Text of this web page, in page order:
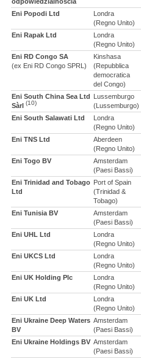
Eni Popodi Ltd
Londra
(Regno Unito)
Eni Rapak Ltd
Londra
(Regno Unito)
Eni RD Congo SA
(ex Eni RD Congo SPRL)
Kinshasa
(Repubblica
democratica
del Congo)
Eni South China Sea Ltd
Sàrl (10)
Lussemburgo
(Lussemburgo)
Eni South Salawati Ltd
Londra
(Regno Unito)
Eni TNS Ltd
Aberdeen
(Regno Unito)
Eni Togo BV
Amsterdam
(Paesi Bassi)
Eni Trinidad and Tobago
Ltd
Port of Spain
(Trinidad &
Tobago)
Eni Tunisia BV
Amsterdam
(Paesi Bassi)
Eni UHL Ltd
Londra
(Regno Unito)
Eni UKCS Ltd
Londra
(Regno Unito)
Eni UK Holding Plc
Londra
(Regno Unito)
Eni UK Ltd
Londra
(Regno Unito)
Eni Ukraine Deep Waters
BV
Amsterdam
(Paesi Bassi)
Eni Ukraine Holdings BV Amsterdam
(Paesi Bassi)